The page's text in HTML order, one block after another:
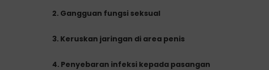
2. Gangguan fungsi seksual
3. Keruskan jaringan di area penis
4. Penyebaran infeksi kepada pasangan